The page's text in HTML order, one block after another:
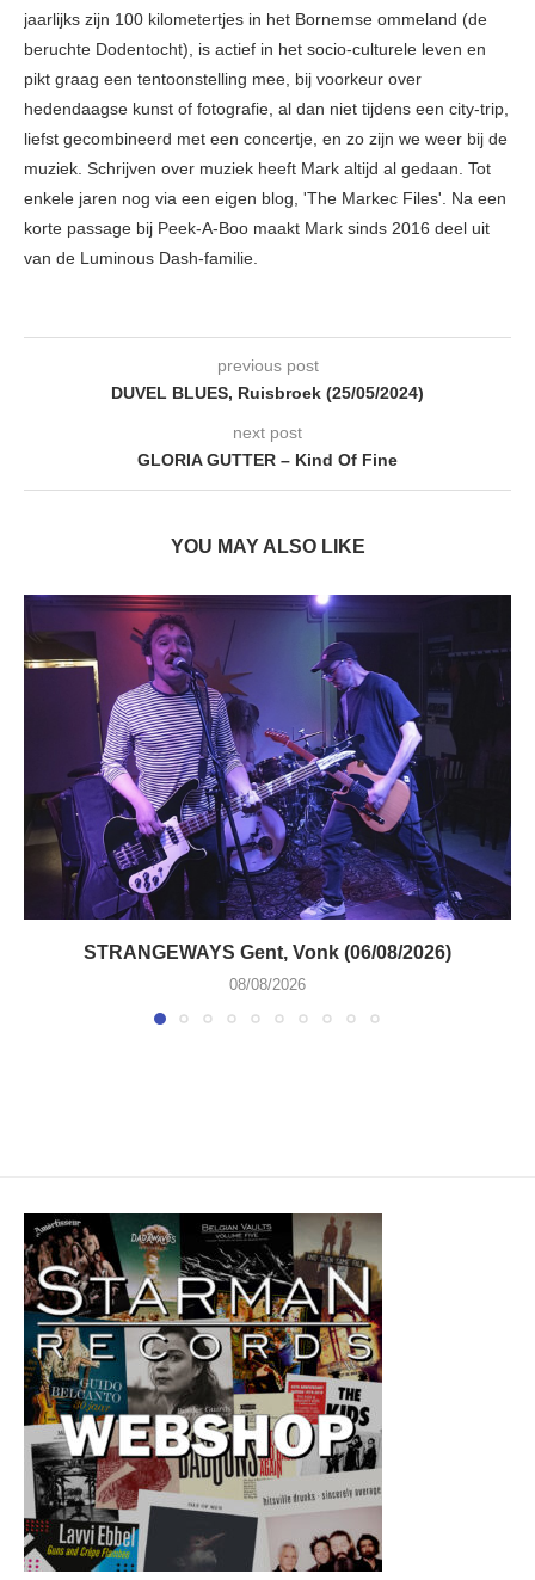
jaarlijks zijn 100 kilometertjes in het Bornemse ommeland (de
beruchte Dodentocht), is actief in het socio-culturele leven en
pikt graag een tentoonstelling mee, bij voorkeur over
hedendaagse kunst of fotografie, al dan niet tijdens een city-trip,
liefst gecombineerd met een concertje, en zo zijn we weer bij de
muziek. Schrijven over muziek heeft Mark altijd al gedaan. Tot
enkele jaren nog via een eigen blog, 'The Markec Files'. Na een
korte passage bij Peek-A-Boo maakt Mark sinds 2016 deel uit
van de Luminous Dash-familie.
previous post
DUVEL BLUES, Ruisbroek (25/05/2024)
next post
GLORIA GUTTER – Kind Of Fine
YOU MAY ALSO LIKE
STRANGEWAYS Gent, Vonk (06/08/2026)
08/08/2026